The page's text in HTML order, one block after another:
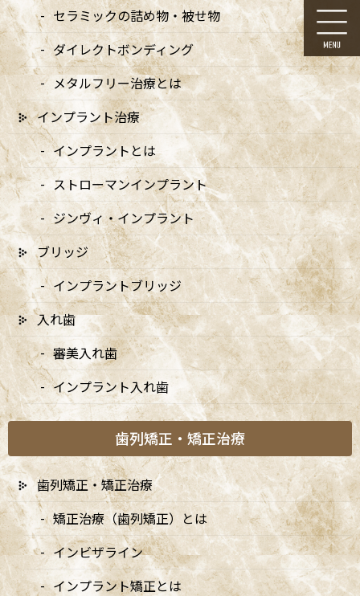
コ
ン
テ
ン
ツ
に
移
動
ナ
ビ
ゲ
ー
シ
ョ
ン
に
移
動 お知らせ
HOME
お知らせ
セラミックアンレー – 銀の詰め物が入っている歯が噛むと痛む（40代男性）
case250930-3
2025/09/30
case250930-3
セラミックの詰め物・被せ物
ダイレクトボンディング
メタルフリー治療とは
インプラント治療
インプラントとは
ストローマンインプラント
ジンヴィ・インプラント
ブリッジ
インプラントブリッジ
入れ歯
審美入れ歯
インプラント入れ歯
歯列矯正・矯正治療
歯列矯正・矯正治療
矯正治療（歯列矯正）とは
インビザライン
インプラント矯正とは